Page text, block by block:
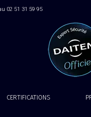
02 51 31 59 95
CERTIFICATIONS